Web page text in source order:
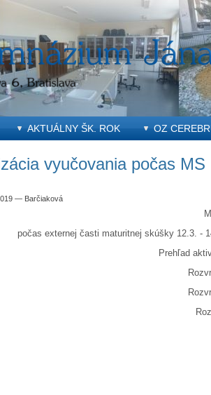
AKTUÁLNY ŠK. ROK OZ
vyučovania počas MS
— Barčiaková
počas externej časti maturitnej skúšky 12.3. -
Prehľad